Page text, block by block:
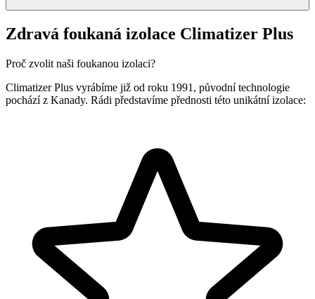
Zdravá foukaná izolace Climatizer Plus
Proč zvolit naši foukanou izolaci?
Climatizer Plus vyrábíme již od roku 1991, původní technologie
pochází z Kanady. Rádi představíme přednosti této unikátní izolace: